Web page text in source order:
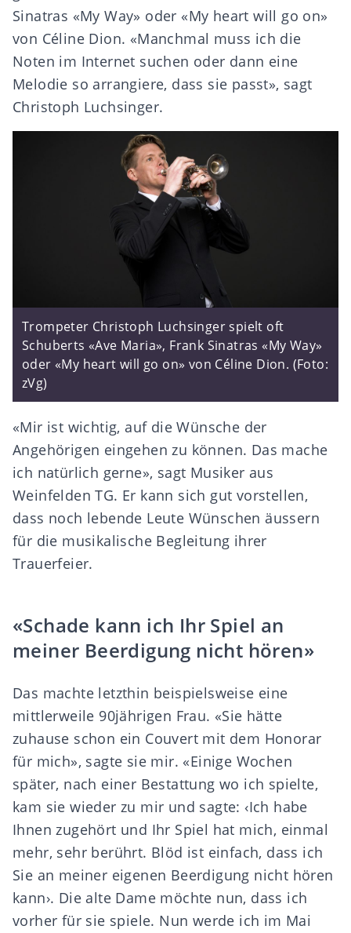
Sinatras «My Way» oder «My heart will go on»
von Céline Dion. «Manchmal muss ich die
Noten im Internet suchen oder dann eine
Melodie so arrangiere, dass sie passt», sagt
Christoph Luchsinger.
Trompeter Christoph Luchsinger spielt oft
Schuberts «Ave Maria», Frank Sinatras «My Way»
oder «My heart will go on» von Céline Dion. (Foto:
zVg)
«Mir ist wichtig, auf die Wünsche der
Angehörigen eingehen zu können. Das mache
ich natürlich gerne», sagt Musiker aus
Weinfelden TG. Er kann sich gut vorstellen,
dass noch lebende Leute Wünschen äussern
für die musikalische Begleitung ihrer
Trauerfeier.
«Schade kann ich Ihr Spiel an
meiner Beerdigung nicht hören»
Das machte letzthin beispielsweise eine
mittlerweile 90jährigen Frau. «Sie hätte
zuhause schon ein Couvert mit dem Honorar
für mich», sagte sie mir. «Einige Wochen
später, nach einer Bestattung wo ich spielte,
kam sie wieder zu mir und sagte: ‹Ich habe
Ihnen zugehört und Ihr Spiel hat mich, einmal
mehr, sehr berührt. Blöd ist einfach, dass ich
Sie an meiner eigenen Beerdigung nicht hören
kann›. Die alte Dame möchte nun, dass ich
vorher für sie spiele. Nun werde ich im Mai